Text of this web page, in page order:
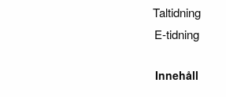
Taltidning
E-tidning
Innehåll